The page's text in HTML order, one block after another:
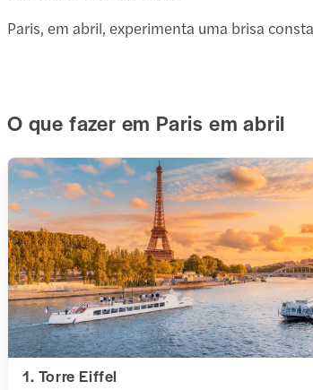
Paris, em abril, experimenta uma brisa
O que fazer em Paris em abril
1. Torre Eiffel